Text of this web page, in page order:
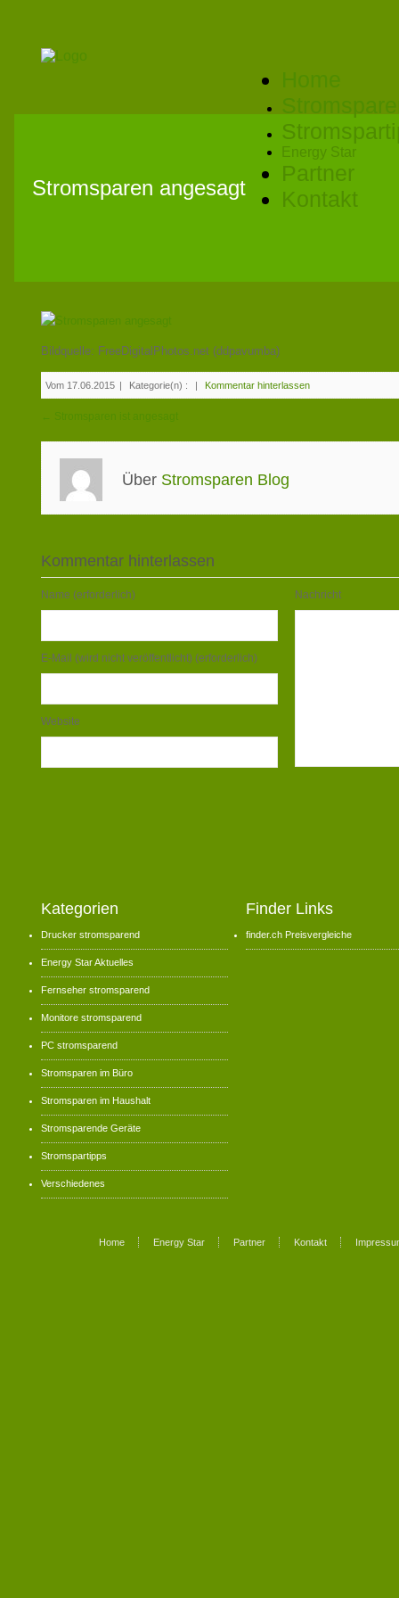
Energy Star
Partner
Kontakt
Stromsparen angesagt
Bildquelle: FreeDigitalPhotos.net (ddpavumba)
Vom 17.06.2015 | Kategorie(n) : | Kommentar hinterlassen
← Stromsparen ist angesagt
Über Stromsparen Blog
Kommentar hinterlassen
Name (erforderlich)
E-Mail (wird nicht veröffentlicht) (erforderlich)
Website
Nachricht
Kategorien
Drucker stromsparend
Energy Star Aktuelles
Fernseher stromsparend
Monitore stromsparend
PC stromsparend
Stromsparen im Büro
Stromsparen im Haushalt
Stromsparende Geräte
Stromspartipps
Verschiedenes
Finder Links
finder.ch Preisvergleiche
Home Energy Star Partner Kontakt